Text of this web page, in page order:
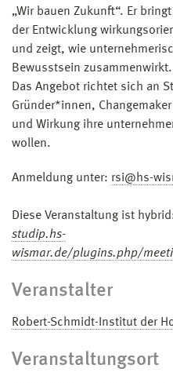
„Wir bauen Zukunft“. Er
der Entwicklung
und zeigt, wie
Bewusstsein zusammenwirkt.
Das Angebot richtet sich an
Gründer*innen,
und Wirkung ihre
wollen.
Anmeldung unter: rsi@hs-
Diese Veranstaltung ist
studip.hs-
wismar.de/plugins.php/
Veranstalter
Robert-Schmidt-Institut der
Veranstaltungsort